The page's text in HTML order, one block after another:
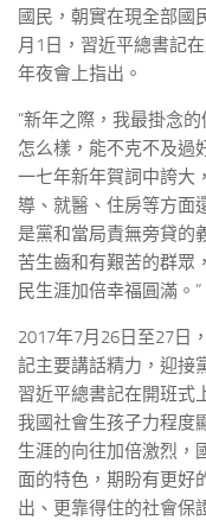
國民，朝實在現全部國
月1日，習近平總書記
年夜會上指出。
“新年之際，我最掛念
怎么樣，能不克不及過
一七年新年賀詞中誇大
導、就醫、住房等方面
是黨和當局責無旁貸的
苦生齒和有艱苦的群眾
民生涯加倍幸福圓滿。”
2017年7月26日至27日
記主要講話精力，迎接
習近平總書記在開班式
我國社會生孩子力程度
生涯的向往加倍激烈，
面的特色，期盼有更好
出、更靠得住的社會保